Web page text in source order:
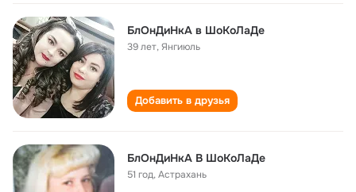
БлОнДиНкА в ШоКоЛаДе
39 лет,Янгиюль
Добавить в друзья
БлОнДиНкА В ШоКоЛаДе
51 год,Астрахань